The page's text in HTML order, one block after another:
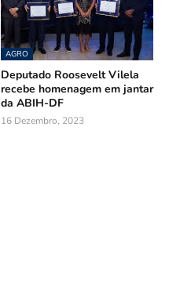
AGRO
Deputado Roosevelt Vilela
recebe homenagem em jantar
da ABIH-DF
16 Dezembro, 2023